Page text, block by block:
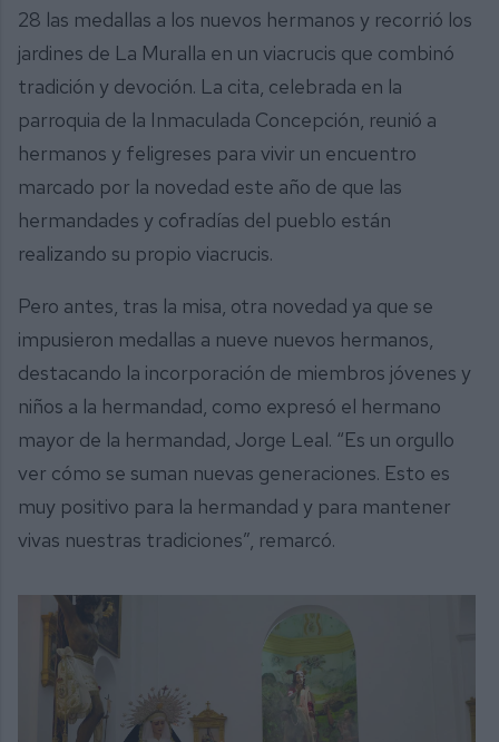
28 las medallas a los nuevos hermanos y recorrió los
jardines de La Muralla en un viacrucis que combinó
tradición y devoción. La cita, celebrada en la
parroquia de la Inmaculada Concepción, reunió a
hermanos y feligreses para vivir un encuentro
marcado por la novedad este año de que las
hermandades y cofradías del pueblo están
realizando su propio viacrucis.
Pero antes, tras la misa, otra novedad ya que se
impusieron medallas a nueve nuevos hermanos,
destacando la incorporación de miembros jóvenes y
niños a la hermandad, como expresó el hermano
mayor de la hermandad, Jorge Leal. “Es un orgullo
ver cómo se suman nuevas generaciones. Esto es
muy positivo para la hermandad y para mantener
vivas nuestras tradiciones”, remarcó.